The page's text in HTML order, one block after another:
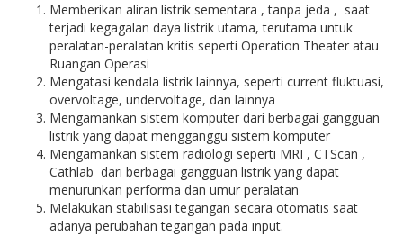
Memberikan aliran listrik sementara , tanpa jeda , saat
terjadi kegagalan daya listrik utama, terutama untuk
peralatan-peralatan kritis seperti Operation Theater atau
Ruangan Operasi
Mengatasi kendala listrik lainnya, seperti current fluktuasi,
overvoltage, undervoltage, dan lainnya
Mengamankan sistem komputer dari berbagai gangguan
listrik yang dapat mengganggu sistem komputer
Mengamankan sistem radiologi seperti MRI , CTScan ,
Cathlab dari berbagai gangguan listrik yang dapat
menurunkan performa dan umur peralatan
Melakukan stabilisasi tegangan secara otomatis saat
adanya perubahan tegangan pada input.